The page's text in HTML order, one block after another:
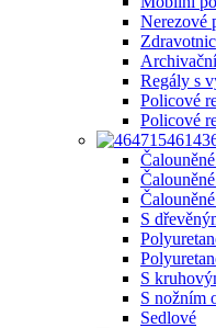
Nerezové
Regály s
Policové
Policové
S
S
S nožním
Sedlové